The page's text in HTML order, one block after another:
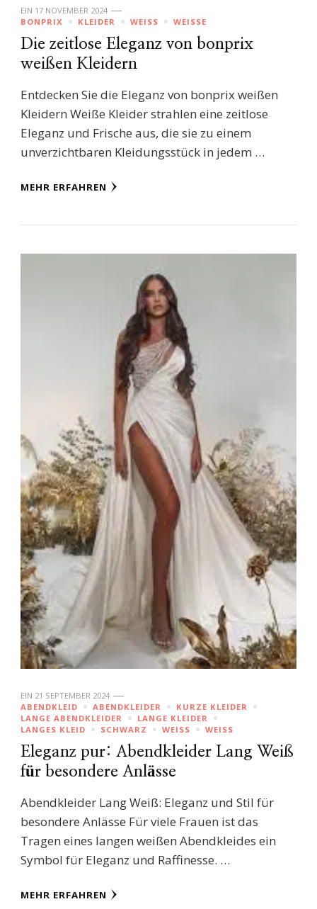
EIN 17 NOVEMBER 2024
BONPRIX
KLEIDER WEISS WEISSE
Die zeitlose Eleganz von bonprix
weißen Kleidern
Entdecken Sie die Eleganz von bonprix weißen
Kleidern Weiße Kleider strahlen eine zeitlose
Eleganz und Frische aus, die sie zu einem
unverzichtbaren Kleidungsstück in jedem …
MEHR ERFAHREN
EIN 21 SEPTEMBER 2024
ABENDKLEID
ABENDKLEIDER
KURZE KLEIDER
LANGE ABENDKLEIDER
LANGE KLEIDER
LANGES KLEID
SCHWARZ WEISS WEISS
Eleganz pur: Abendkleider Lang Weiß
für besondere Anlässe
Abendkleider Lang Weiß: Eleganz und Stil für
besondere Anlässe Für viele Frauen ist das
Tragen eines langen weißen Abendkleides ein
Symbol für Eleganz und Raffinesse. …
MEHR ERFAHREN